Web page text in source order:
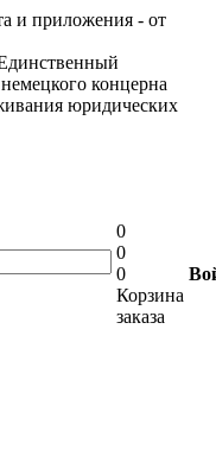
и приложения - от
концерна
юридических
0
0
0
Корзина
заказа